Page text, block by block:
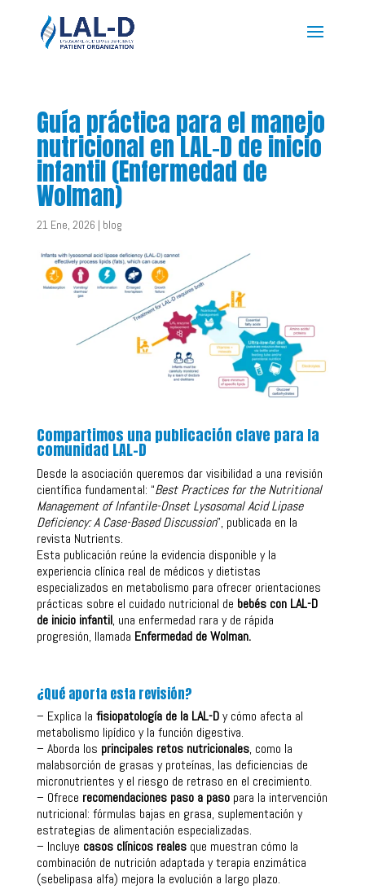
Guía práctica para el manejo
nutricional en LAL-D de inicio
infantil (Enfermedad de
Wolman)
21 Ene, 2026 | blog
Compartimos una publicación clave para la
comunidad LAL-D
Desde la asociación queremos dar visibilidad a una revisión
científica fundamental: “Best Practices for the Nutritional
Management of Infantile-Onset Lysosomal Acid Lipase
Deficiency: A Case-Based Discussion”, publicada en la
revista Nutrients.
Esta publicación reúne la evidencia disponible y la
experiencia clínica real de médicos y dietistas
especializados en metabolismo para ofrecer orientaciones
prácticas sobre el cuidado nutricional de bebés con LAL-D
de inicio infantil, una enfermedad rara y de rápida
progresión, llamada Enfermedad de Wolman.
¿Qué aporta esta revisión?
– Explica la fisiopatología de la LAL-Dy cómo afecta al
metabolismo lipídico y la función digestiva.
– Aborda los principales retos nutricionales, como la
malabsorción de grasas y proteínas, las deficiencias de
micronutrientes y el riesgo de retraso en el crecimiento.
– Ofrece recomendaciones paso a pasopara la intervención
nutricional: fórmulas bajas en grasa, suplementación y
estrategias de alimentación especializadas.
– Incluye casos clínicos realesque muestran cómo la
combinación de nutrición adaptada y terapia enzimática
(sebelipasa alfa) mejora la evolución a largo plazo.